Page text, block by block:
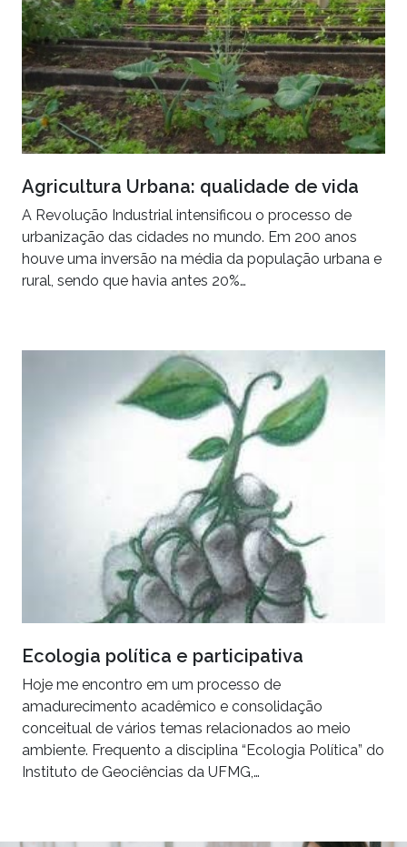
Agricultura Urbana: qualidade de vida
A Revolução Industrial intensificou o processo de
urbanização das cidades no mundo. Em 200 anos
houve uma inversão na média da população urbana e
rural, sendo que havia antes 20%…
Ecologia política e participativa
Hoje me encontro em um processo de
amadurecimento acadêmico e consolidação
conceitual de vários temas relacionados ao meio
ambiente. Frequento a disciplina “Ecologia Política” do
Instituto de Geociências da UFMG,…